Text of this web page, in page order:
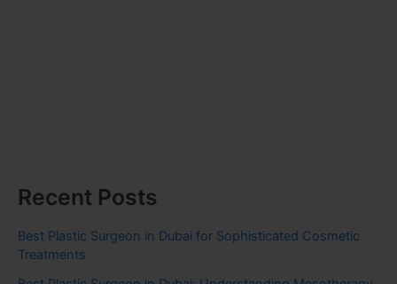
Recent Posts
Best Plastic Surgeon in Dubai for Sophisticated Cosmetic
Treatments